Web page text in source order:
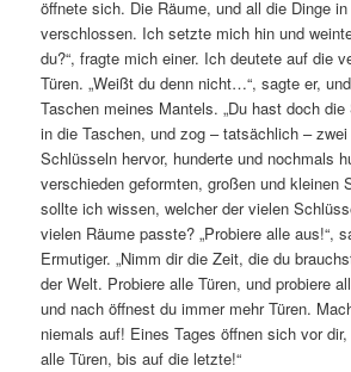
öffnete sich. Die Räume, und all die Dinge
verschlossen. Ich setzte mich hin und
du?“, fragte mich einer. Ich deutete auf die
Türen. „Weißt du denn nicht…“, sagte er,
Taschen meines Mantels. „Du hast doch
in die Taschen, und zog – tatsächlich –
Schlüsseln hervor, hunderte und nochmals
verschieden geformten, großen und kleinen
sollte ich wissen, welcher der vielen
vielen Räume passte? „Probiere alle aus!“,
Ermutiger. „Nimm dir die Zeit, die du
der Welt. Probiere alle Türen, und probiere
und nach öffnest du immer mehr Türen.
niemals auf! Eines Tages öffnen sich vor
alle Türen, bis auf die letzte!“